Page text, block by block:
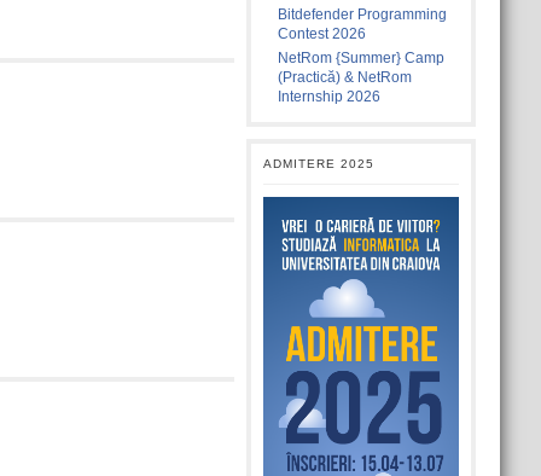
Bitdefender Programming
Contest 2026
NetRom {Summer} Camp
(Practică) & NetRom
Internship 2026
ADMITERE 2025